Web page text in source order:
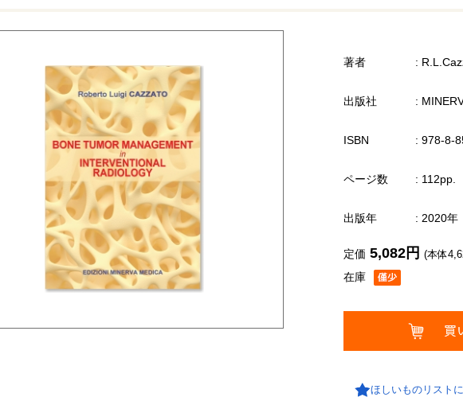
著者 :
出版社 :
ISBN : 978-8-
ページ数 : 112pp.
出版年 : 2020年
在庫
定価 5,082円 (本体
ほしいものリスト